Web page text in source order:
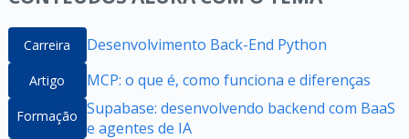
Carreira Desenvolvimento Back-End Python
Artigo MCP: o que é, como funciona e diferenças
Formação Supabase: desenvolvendo backend com BaaS
e agentes de IA